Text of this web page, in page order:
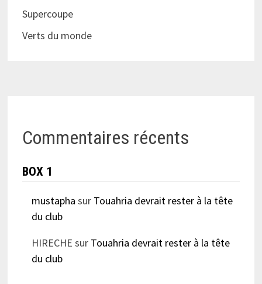
Supercoupe
Verts du monde
Commentaires récents
BOX 1
mustapha sur Touahria devrait rester à la tête
du club
HIRECHE sur Touahria devrait rester à la tête
du club